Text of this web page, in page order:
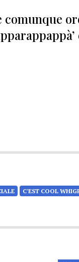
comunque
C'EST COOL